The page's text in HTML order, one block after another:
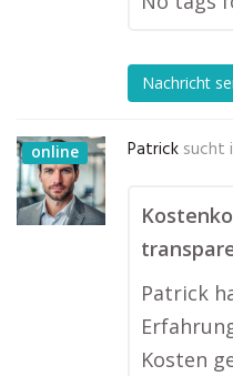
Nachricht
online Patrick sucht
Patrick
Kosten